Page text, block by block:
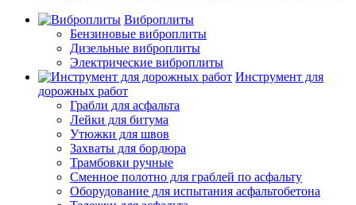
Виброплиты
Бензиновые виброплиты
Дизельные виброплиты
Электрические виброплиты
Инструмент для
дорожных работ
Грабли для асфальта
Лейки для битума
Утюжки для швов
Захваты для бордюра
Трамбовки ручные
Сменное полотно для граблей по асфальту
Оборудование для испытания асфальтобетона